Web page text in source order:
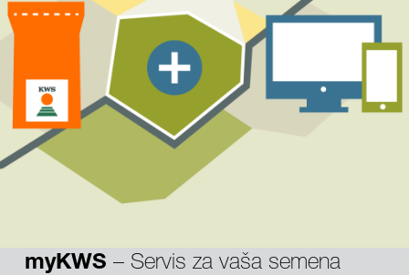
myKWS – Servis za vaša semena